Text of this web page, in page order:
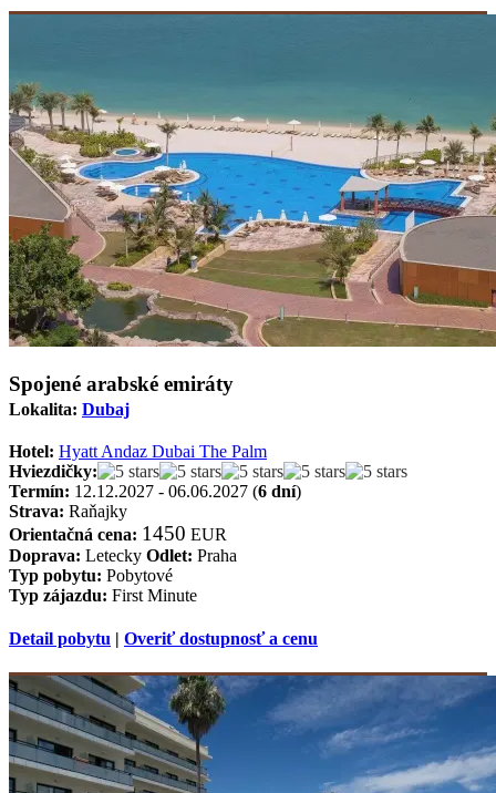
Spojené arabské emiráty
Lokalita: Dubaj
Hotel: Hyatt Andaz Dubai The Palm
Hviezdičky:
Termín: 12.12.2027 - 06.06.2027 (6 dní)
Strava: Raňajky
Orientačná cena: 1450 EUR
Doprava: Letecky Odlet: Praha
Typ pobytu: Pobytové
Typ zájazdu: First Minute
Detail pobytu | Overiť dostupnosť a cenu